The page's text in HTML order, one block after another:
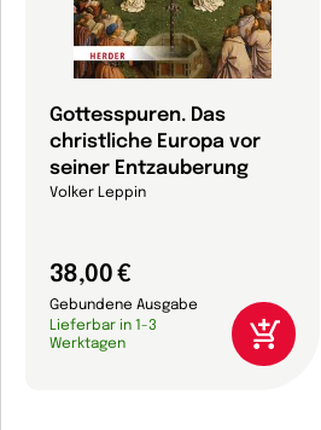
Gottesspuren. Das
christliche Europa vor
seiner Entzauberung
Volker Leppin
38,00 €
Gebundene Ausgabe
Lieferbar in 1-3
Werktagen